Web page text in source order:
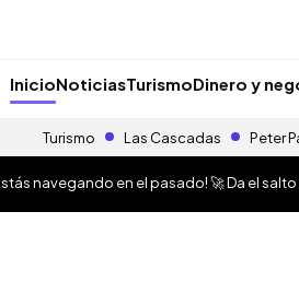
InicioNoticiasTurismoDinero y
Turismo Las Cascadas Peter
navegando en el pasado! 🚀 Da el